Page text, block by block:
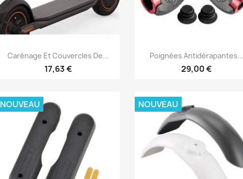
Aperçu rapide
Carénage Et Couvercles De...
17,63 €
Aperçu rapide
Poignées Antidérapantes...
29,00 €
NOUVEAU NOUVEAU